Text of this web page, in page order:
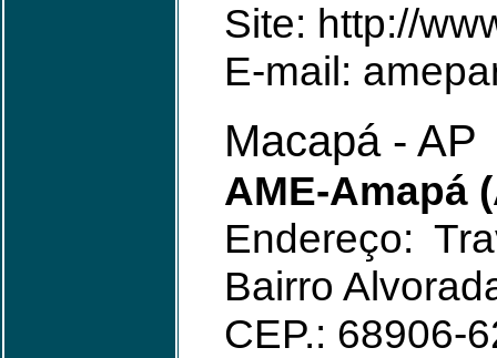
Site: http://
E-mail:
Macapá - AP
AME-Amapá
Endereço:
Bairro
CEP.: 68906-